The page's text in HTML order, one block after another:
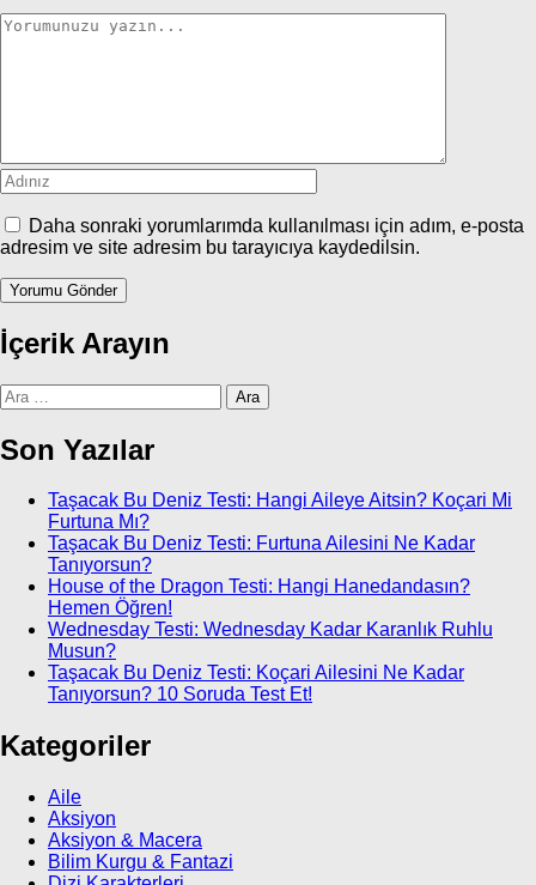
Daha sonraki yorumlarımda kullanılması için adım, e-posta
adresim ve site adresim bu tarayıcıya kaydedilsin.
İçerik Arayın
Arama:
Son Yazılar
Taşacak Bu Deniz Testi: Hangi Aileye Aitsin? Koçari Mi
Furtuna Mı?
Taşacak Bu Deniz Testi: Furtuna Ailesini Ne Kadar
Tanıyorsun?
House of the Dragon Testi: Hangi Hanedandasın?
Hemen Öğren!
Wednesday Testi: Wednesday Kadar Karanlık Ruhlu
Musun?
Taşacak Bu Deniz Testi: Koçari Ailesini Ne Kadar
Tanıyorsun? 10 Soruda Test Et!
Kategoriler
Aile
Aksiyon
Aksiyon & Macera
Bilim Kurgu & Fantazi